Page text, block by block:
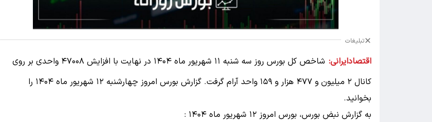
تبلیغات
اقتصادایرانی:
شاخص کل بورس روز سه شنبه ۱۱ شهریور ماه ۱۴۰۴ در نهایت با افزایش ۴۷۰۰۸ واحدی بر روی
کانال ۲ میلیون و ۴۷۷ هزار و ۱۵۹ واحد آرام گرفت. گزارش بورس امروز چهارشنبه ۱۲ شهریور ماه ۱۴۰۴ را
بخوانید.
به گزارش نبض بورس، بورس امروز ۱۲ شهریور ماه ۱۴۰۴ :